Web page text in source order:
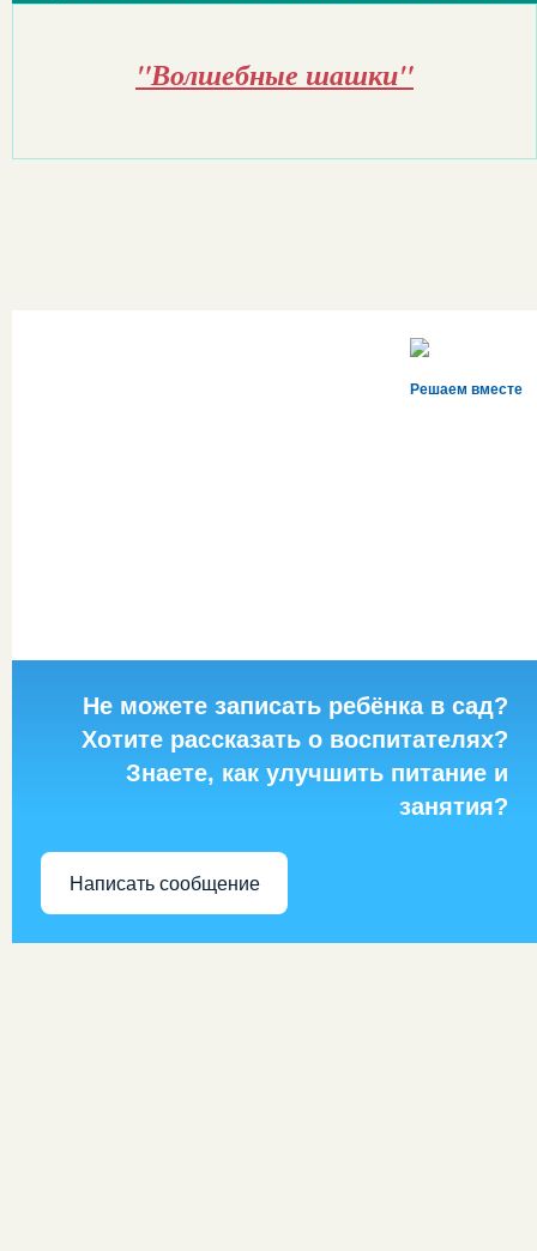
"Волшебные шашки"
Решаем вместе
Не можете записать ребёнка в сад?
Хотите рассказать о воспитателях?
Знаете, как улучшить питание и
занятия?
Написать сообщение